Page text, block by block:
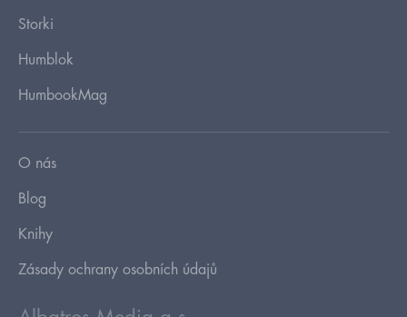
Storki
Humblok
HumbookMag
O nás
Blog
Knihy
Zásady ochrany osobních údajů